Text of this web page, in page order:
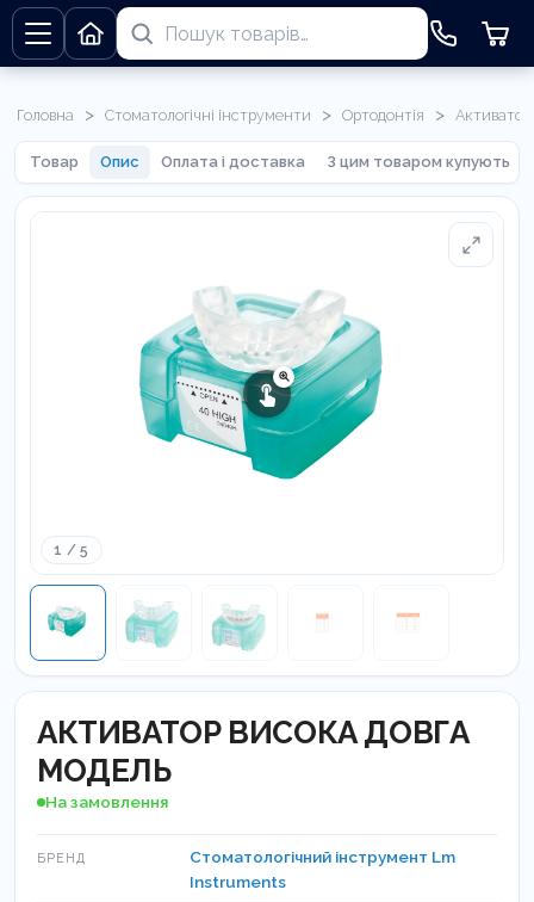
Головна > Стоматологічні інструменти > Ортодонтія >
Товар Опис Оплата і доставка З цим товаром купують
1 / 5
АКТИВАТОР ВИСОКА ДОВГА
МОДЕЛЬ
На замовлення
БРЕНД
Стоматологічний інструмент Lm
Instruments